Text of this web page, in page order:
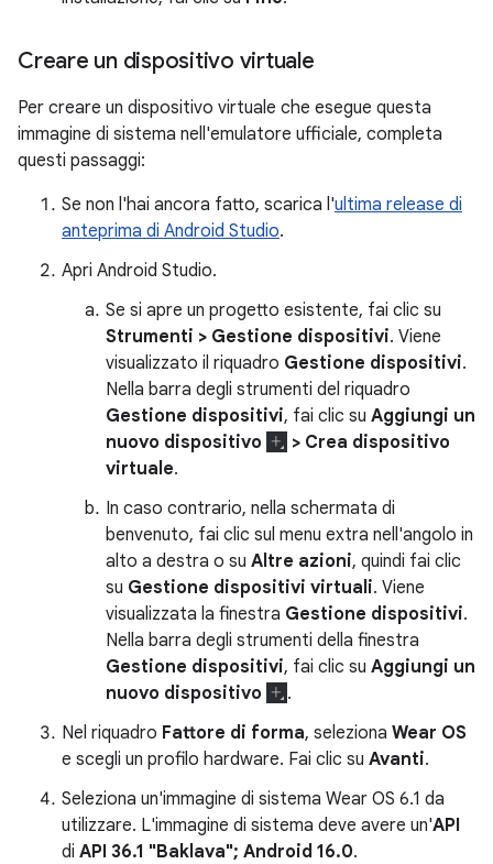
Creare un dispositivo virtuale
Per creare un dispositivo virtuale che esegue questa
immagine di sistema nell'emulatore ufficiale, completa
questi passaggi:
Se non l'hai ancora fatto, scarica l'ultima release di
anteprima di Android Studio.
Apri Android Studio.
Se si apre un progetto esistente, fai clic su
Strumenti > Gestione dispositivi. Viene
visualizzato il riquadro Gestione dispositivi.
Nella barra degli strumenti del riquadro
Gestione dispositivi, fai clic su Aggiungi un
nuovo dispositivo
> Crea dispositivo
virtuale.
In caso contrario, nella schermata di
benvenuto, fai clic sul menu extra nell'angolo in
alto a destra o su Altre azioni, quindi fai clic
su Gestione dispositivi virtuali. Viene
visualizzata la finestra Gestione dispositivi.
Nella barra degli strumenti della finestra
Gestione dispositivi, fai clic su Aggiungi un
nuovo dispositivo
.
Nel riquadro Fattore di forma, seleziona Wear OS
e scegli un profilo hardware. Fai clic su Avanti.
Seleziona un'immagine di sistema Wear OS 6.1 da
utilizzare. L'immagine di sistema deve avere un'API
di API 36.1 "Baklava"; Android 16.0.